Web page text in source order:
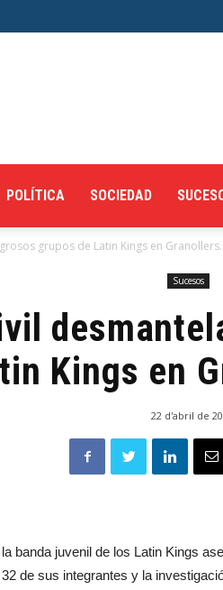
POLÍTICA SOCIEDAD
grupos de Latin Kings en
Sucesos
Kings en
22 d'abril de
banda juvenil de los Latin Kings
de sus integrantes y la